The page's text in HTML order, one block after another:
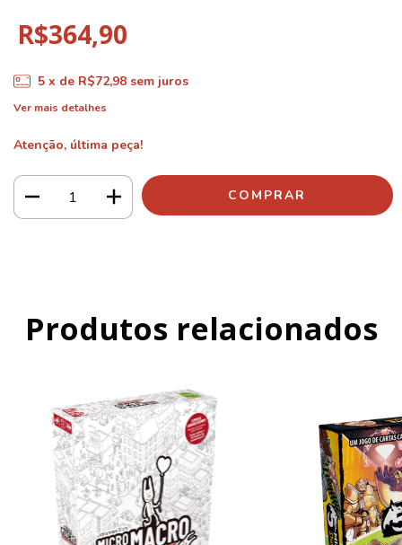
R$364,90
5 x de R$72,98 sem juros
Ver mais detalhes
Atenção, última peça!
Produtos relacionados